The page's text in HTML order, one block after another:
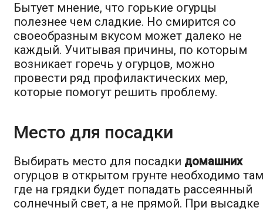
Бытует мнение, что горькие огурцы
полезнее чем сладкие. Но смирится со
своеобразным вкусом может далеко не
каждый. Учитывая причины, по которым
возникает горечь у огурцов, можно
провести ряд профилактических мер,
которые помогут решить проблему.
Место для посадки
Выбирать место для посадки домашних
огурцов в открытом грунте необходимо
где на грядки будет попадать рассеянный
солнечный свет, а не прямой. При высадке